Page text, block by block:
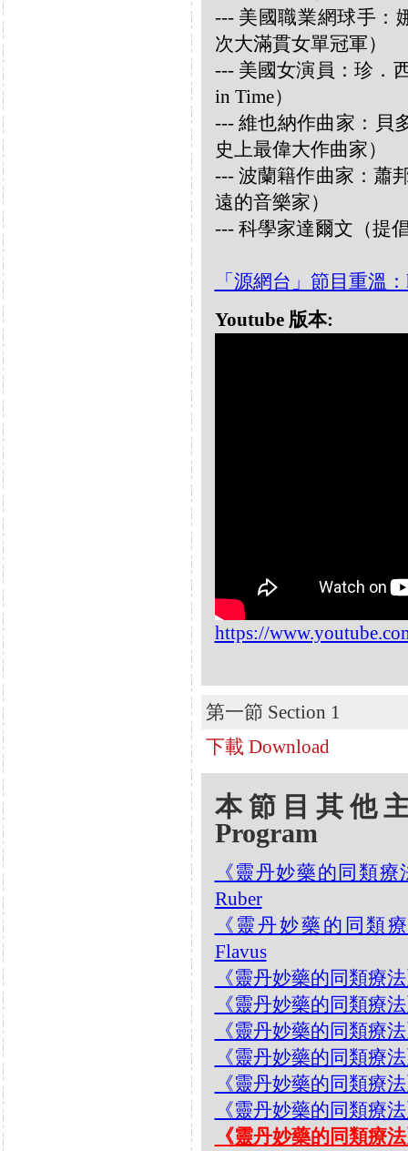
--- 美國職業網球手：
次大滿貫女單冠軍）
--- 美國女演員：珍．
in Time）
--- 維也納作曲家：貝
史上最偉大作曲家）
--- 波蘭籍作曲家：蕭
遠的音樂家）
--- 科學家達爾文（提
「源網台」節目重溫
Youtube 版本:
https://
第一節 Section 1
下載 Download
本節目其他
Program
《靈丹妙藥的同類療
Ruber
《靈丹妙藥的同類
Flavus
《靈丹妙藥的同類療
《靈丹妙藥的同類療
《靈丹妙藥的同類療
《靈丹妙藥的同類療
《靈丹妙藥的同類療
《靈丹妙藥的同類療
《靈丹妙藥的同類療